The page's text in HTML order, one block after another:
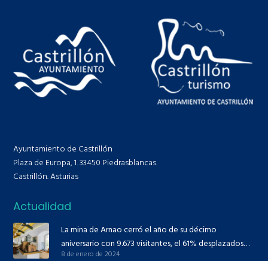
Ayuntamiento de Castrillón
Plaza de Europa, 1. 33450 Piedrasblancas.
Castrillón. Asturias
Actualidad
La mina de Arnao cerró el año de su décimo
aniversario con 9.673 visitantes, el 61% desplazados
desde fuera de Asturias
8 de enero de 2024